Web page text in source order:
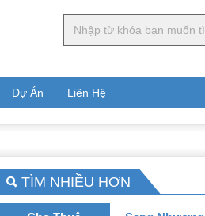
Dự Án Liên Hệ
TÌM NHIỀU HƠN